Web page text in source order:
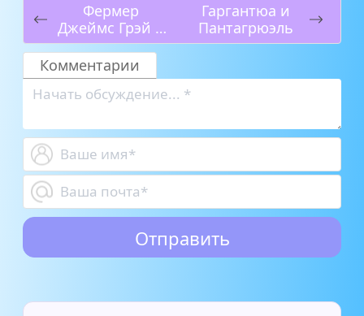
Фермер
Джеймс Грэй и
великанша
Клэншид
Гаргантюа и
Пантагрюэль
Комментарии